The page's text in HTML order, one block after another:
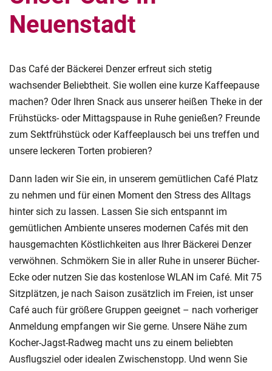
Neuenstadt
Das Café der Bäckerei Denzer erfreut sich stetig
wachsender Beliebtheit. Sie wollen eine kurze Kaffeepause
machen? Oder Ihren Snack aus unserer heißen Theke in der
Frühstücks- oder Mittagspause in Ruhe genießen? Freunde
zum Sektfrühstück oder Kaffeeplausch bei uns treffen und
unsere leckeren Torten probieren?
Dann laden wir Sie ein, in unserem gemütlichen Café Platz
zu nehmen und für einen Moment den Stress des Alltags
hinter sich zu lassen. Lassen Sie sich entspannt im
gemütlichen Ambiente unseres modernen Cafés mit den
hausgemachten Köstlichkeiten aus Ihrer Bäckerei Denzer
verwöhnen. Schmökern Sie in aller Ruhe in unserer Bücher-
Ecke oder nutzen Sie das kostenlose WLAN im Café. Mit 75
Sitzplätzen, je nach Saison zusätzlich im Freien, ist unser
Café auch für größere Gruppen geeignet – nach vorheriger
Anmeldung empfangen wir Sie gerne. Unsere Nähe zum
Kocher-Jagst-Radweg macht uns zu einem beliebten
Ausflugsziel oder idealen Zwischenstopp. Und wenn Sie